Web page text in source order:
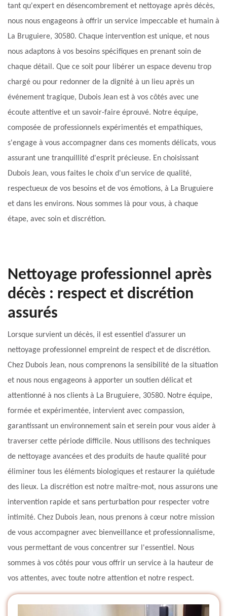
tant qu'expert en désencombrement et nettoyage après décès,
nous nous engageons à offrir un service impeccable et humain à
La Bruguiere, 30580. Chaque intervention est unique, et nous
nous adaptons à vos besoins spécifiques en prenant soin de
chaque détail. Que ce soit pour libérer un espace devenu trop
chargé ou pour redonner de la dignité à un lieu après un
événement tragique, Dubois Jean est à vos côtés avec une
écoute attentive et un savoir-faire éprouvé. Notre équipe,
composée de professionnels expérimentés et empathiques,
s'engage à vous accompagner dans ces moments délicats, vous
assurant une tranquillité d'esprit précieuse. En choisissant
Dubois Jean, vous faites le choix d'un service de qualité,
respectueux de vos besoins et de vos émotions, à La Bruguiere
et dans les environs. Nous sommes là pour vous, à chaque
étape, avec soin et discrétion.
Nettoyage professionnel après
décès : respect et discrétion
assurés
Lorsque survient un décès, il est essentiel d’assurer un
nettoyage professionnel empreint de respect et de discrétion.
Chez Dubois Jean, nous comprenons la sensibilité de la situation
et nous nous engageons à apporter un soutien délicat et
attentionné à nos clients à La Bruguiere, 30580. Notre équipe,
formée et expérimentée, intervient avec compassion,
garantissant un environnement sain et serein pour vous aider à
traverser cette période difficile. Nous utilisons des techniques
de nettoyage avancées et des produits de haute qualité pour
éliminer tous les éléments biologiques et restaurer la quiétude
des lieux. La discrétion est notre maître-mot, nous assurons une
intervention rapide et sans perturbation pour respecter votre
intimité. Chez Dubois Jean, nous prenons à cœur notre mission
de vous accompagner avec bienveillance et professionnalisme,
vous permettant de vous concentrer sur l'essentiel. Nous
sommes à vos côtés pour vous offrir un service à la hauteur de
vos attentes, avec toute notre attention et notre respect.